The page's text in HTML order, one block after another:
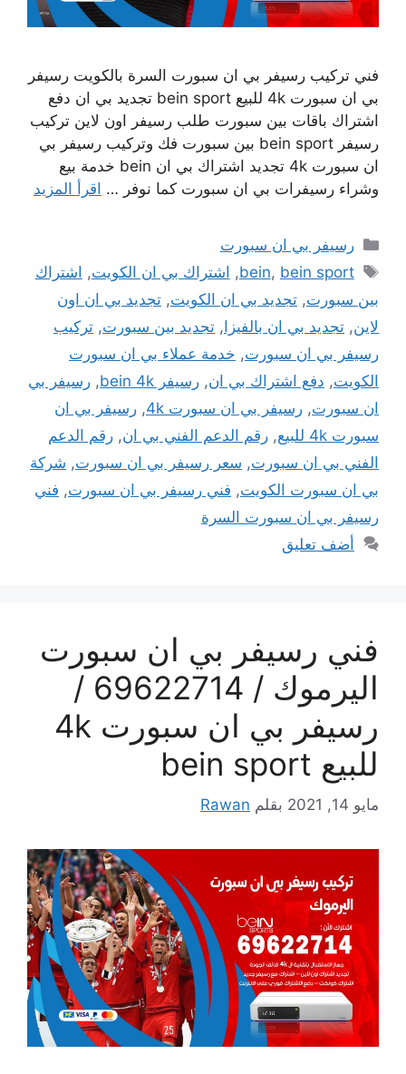
فني تركيب رسيفر بي ان سبورت السرة بالكويت رسيفر
بي ان سبورت 4k للبيع bein sport تجديد بي ان دفع
اشتراك باقات بين سبورت طلب رسيفر اون لاين تركيب
رسيفر bein sport بين سبورت فك وتركيب رسيفر بي
ان سبورت 4k تجديد اشتراك بي ان bein خدمة بيع
وشراء رسيفرات بي ان سبورت كما نوفر … اقرأ المزيد
التصنيفات
رسيفر بي ان سبورت
الوسوم
bein, bein sport
, اشتراك بي ان الكويت, اشتراك
بين سبورت, تجديد بي ان الكويت, تجديد بي ان اون
لاين, تجديد بي ان بالفيزا , تجديد بين سبورت, تركيب
رسيفر بي ان سبورت, خدمة عملاء بي ان سبورت
الكويت, دفع اشتراك بي ان, رسيفر bein 4k , رسيفر بي
ان سبورت, رسيفر بي ان سبورت 4k , رسيفر بي ان
سبورت 4k للبيع
, رقم الدعم الفني بي ان, رقم الدعم
الفني بي ان سبورت, سعر رسيفر بي ان سبورت, شركة
بي ان سبورت الكويت, فني رسيفر بي ان سبورت, فني
رسيفر بي ان سبورت السرة
أضف تعليق
فني رسيفر بي ان سبورت
اليرموك / 69622714 /
رسيفر بي ان سبورت 4k
للبيع bein sport
مايو 14, 2021 بقلم Rawan